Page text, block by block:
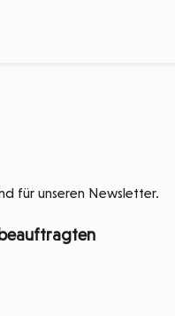
für unseren Newsletter.